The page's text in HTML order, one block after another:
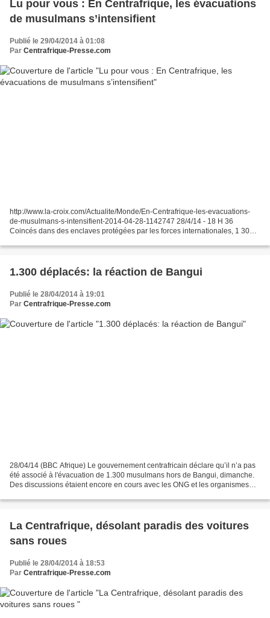
Lu pour vous : En Centrafrique, les évacuations
de musulmans s’intensifient
Publié le 29/04/2014 à 01:08
Par Centrafrique-Presse.com
http://www.la-croix.com/Actualite/Monde/En-Centrafrique-les-evacuations-
de-musulmans-s-intensifient-2014-04-28-1142747 28/4/14 - 18 H 36
Coincés dans des enclaves protégées par les forces internationales, 1 300
1.300 déplacés: la réaction de Bangui
Publié le 28/04/2014 à 19:01
Par Centrafrique-Presse.com
28/04/14 (BBC Afrique) Le gouvernement centrafricain déclare qu’il n’a pas
été associé à l'évacuation de 1.300 musulmans hors de Bangui, dimanche.
Des discussions étaient encore en cours avec les ONG et les organismes
La Centrafrique, désolant paradis des voitures
sans roues
Publié le 28/04/2014 à 18:53
Par Centrafrique-Presse.com